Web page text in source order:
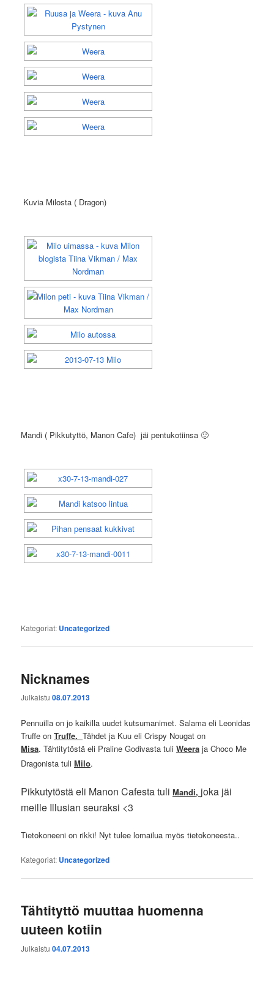
Kuvia Milosta ( Dragon)
Mandi ( Pikkutyttö, Manon Cafe) jäi pentukotiinsa 🙂
Kategoriat: Uncategorized
Nicknames
Julkaistu08.07.2013
Pennuilla on jo kaikilla uudet kutsumanimet. Salama eli Leonidas
Truffe onTruffe.Tähdet ja Kuu eli Crispy Nougat on
Misa. Tähtitytöstä eli Praline Godivasta tuliWeera ja Choco Me
Dragonista tuliMilo.
Pikkutytöstä eli Manon Cafesta tuliMandi, joka jäi
meille Illusian seuraksi <3
Tietokoneeni on rikki! Nyt tulee lomailua myös tietokoneesta..
Kategoriat: Uncategorized
Tähtityttö muuttaa huomenna
uuteen kotiin
Julkaistu04.07.2013